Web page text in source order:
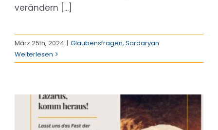
verändern [...]
März 25th, 2024 | Glaubensfragen, Sardaryan
Weiterlesen